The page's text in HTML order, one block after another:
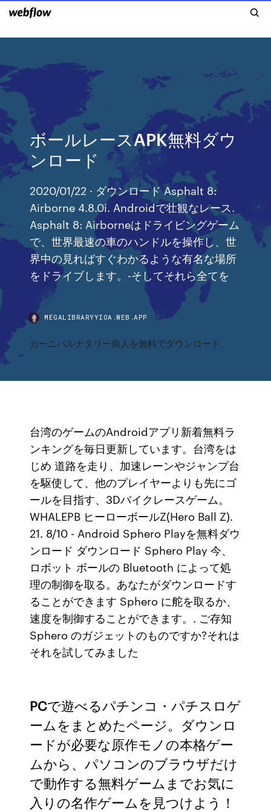
ボールレースAPK無料ダウ
ンロード
2020/01/22 · ダウンロード Asphalt 8:
Airborne 4.8.0i. Androidで壮観なレース.
Asphalt 8: Airborneはドライビングゲーム
で、世界最速の車のハンドルを操作し、世
界中の見ればすぐわかるような有名な場所
をドライブします。-そしてそれら全てを
MEGALIBRARYYIOA.WEB.APP
カーニバルナタリー商人を無料でダウンロード
台湾のゲームのAndroidアプリ新着無料ラ
ンキングを毎日更新しています。台湾をは
じめ 道路を走り、加速レーンやジャンプ台
を駆使して、他のプレイヤーよりも先にゴ
ールを目指す、3Dバイクレースゲーム。
WHALEPB ヒーローボールZ(Hero Ball Z).
21. 8/10 - Android Sphero Playを無料ダウ
ンロード ダウンロード Sphero Play 今、
ロボット ボールの Bluetooth によって処
理の制御を取る。あなたがダウンロードす
ることができます Sphero に舵を取るか、
速度を制御することができます。. ご存知
Sphero のガジェットのものですか?それは
それを試してみました
PCで遊べるパチンコ・パチスロゲ
ームをまとめたページ。ダウンロ
ードが必要な原作モノの本格ゲー
ムから、パソコンのブラウザだけ
で動作する無料ゲームまでお気に
入りの名作ゲームを見つけよう！